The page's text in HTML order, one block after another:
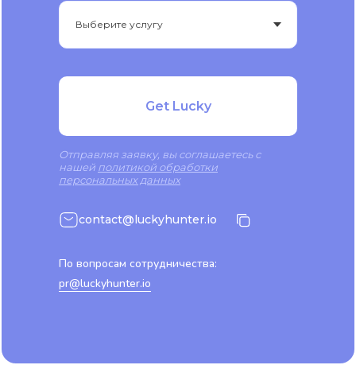
contact@luckyhunter.io
Get Lucky
Отправляя заявку, вы соглашаетесь с
нашей политикой обработки
персональных данных
По вопросам сотрудничества:
pr@luckyhunter.io